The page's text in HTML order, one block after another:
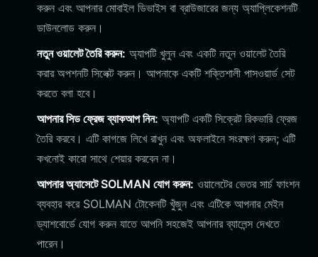
করুন এবং আপনার মোবাইল ডিভাইস বা ব্রাউজারের জন্য অ্যাপ্লিকেশনটি
ডাউনলোড করুন।
নতুন ওয়ালেট তৈরি করুন: অ্যাপটি খুলুন এবং একটি নতুন ওয়ালেট তৈরি
করার অপশনটি সিলেক্ট করুন। আপনাকে একটি শক্তিশালী পাসওয়ার্ড সেট
করতে বলা হবে।
আপনার সিড ফ্রেজ ব্যাকআপ নিন: অ্যাপটি একটি সিক্রেট রিকভারি ফ্রেজ
তৈরি করবে। এটি কাগজে লিখে রাখুন এবং অফলাইনে সংরক্ষণ করুন; এটি
কখনোই কারো সাথে শেয়ার করবেন না।
আপনার অ্যাসেটে SOLMAN যোগ করুন: ওয়ালেটের ভেতর সার্চ ফাংশন
ব্যবহার করে SOLMAN টোকেনটি খুঁজুন এবং এটিকে আপনার মেইন
ড্যাশবোর্ডে যোগ করুন যাতে আপনি সহজেই আপনার ব্যালেন্স দেখতে
পারেন।